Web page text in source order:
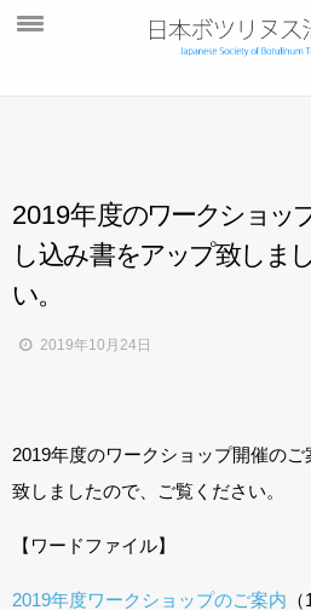
ご挨拶
演題募集
2019年度のワークショ ッ
し込み書をアップ致し ま し
い。
2019年10月24日
2019年度のワークショップ開催の
致しましたので、ご覧ください。
【ワードファイル】
2019年度ワークショップのご案内